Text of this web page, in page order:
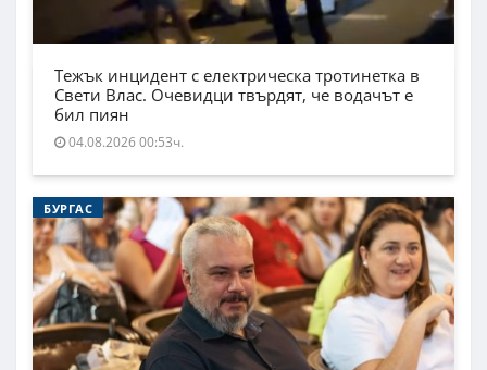
Тежък инцидент с електрическа тротинетка в
Свети Влас. Очевидци твърдят, че водачът е
бил пиян
04.08.2026 00:53ч.
БУРГАС